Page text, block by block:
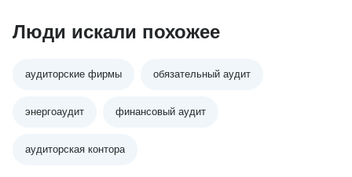
Люди искали похожее
аудиторские фирмы обязательный аудит
энергоаудит финансовый аудит
аудиторская контора